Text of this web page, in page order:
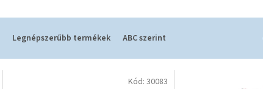
Legnépszerűbb termékek ABC szerint
Kód: 30083